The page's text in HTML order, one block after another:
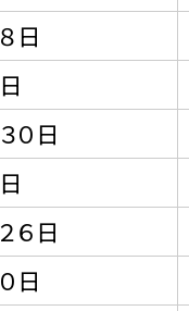
日
０日
６日
日